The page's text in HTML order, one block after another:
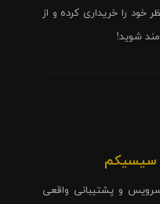
را خریداری کرده و از
شوید!
سیسیکم
و پشتیبانی واقعی